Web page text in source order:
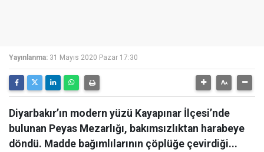
Yayınlanma: 31 Mayıs 2020 Pazar 17:30
Diyarbakır’ın modern yüzü Kayapınar İlçesi’nde
bulunan Peyas Mezarlığı, bakımsızlıktan harabeye
döndü. Madde bağımlılarının çöplüğe çevirdiği...